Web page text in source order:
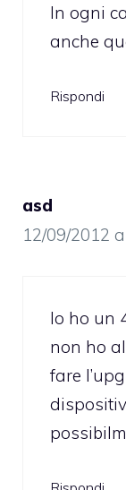
In ogni
anche
Rispondi
asd
12/09/2012
Io ho un
non ho
fare